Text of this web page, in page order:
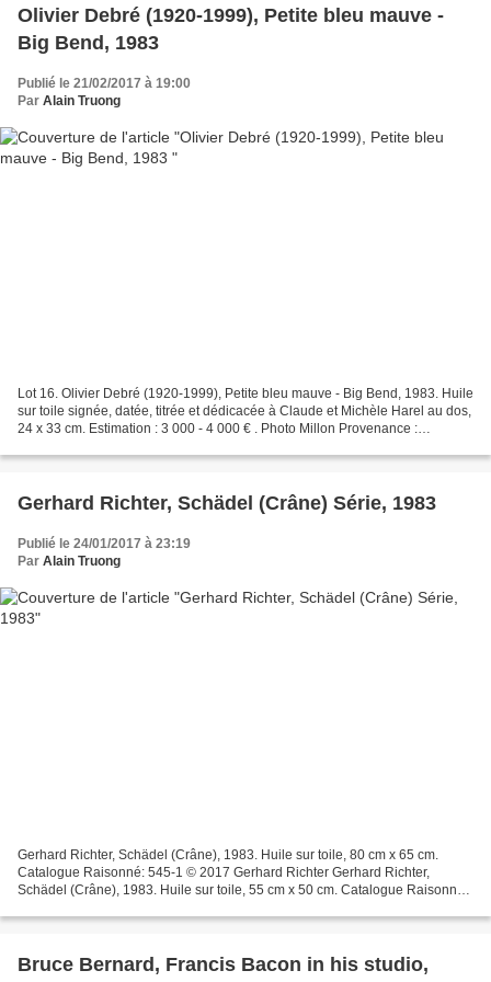
Olivier Debré (1920-1999), Petite bleu mauve -
Big Bend, 1983
Publié le 21/02/2017 à 19:00
Par Alain Truong
Lot 16. Olivier Debré (1920-1999), Petite bleu mauve - Big Bend, 1983. Huile
sur toile signée, datée, titrée et dédicacée à Claude et Michèle Harel au dos,
24 x 33 cm. Estimation : 3 000 - 4 000 € . Photo Millon Provenance :
Gerhard Richter, Schädel (Crâne) Série, 1983
Publié le 24/01/2017 à 23:19
Par Alain Truong
Gerhard Richter, Schädel (Crâne), 1983. Huile sur toile, 80 cm x 65 cm.
Catalogue Raisonné: 545-1 © 2017 Gerhard Richter Gerhard Richter,
Schädel (Crâne), 1983. Huile sur toile, 55 cm x 50 cm. Catalogue Raisonné:
Bruce Bernard, Francis Bacon in his studio,